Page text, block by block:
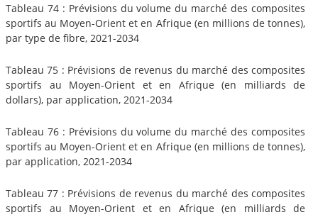
Tableau 74 : Prévisions du volume du marché des composites
sportifs au Moyen-Orient et en Afrique (en millions de tonnes),
par type de fibre, 2021-2034
Tableau 75 : Prévisions de revenus du marché des composites
sportifs au Moyen-Orient et en Afrique (en milliards de
dollars), par application, 2021-2034
Tableau 76 : Prévisions du volume du marché des composites
sportifs au Moyen-Orient et en Afrique (en millions de tonnes),
par application, 2021-2034
Tableau 77 : Prévisions de revenus du marché des composites
sportifs au Moyen-Orient et en Afrique (en milliards de